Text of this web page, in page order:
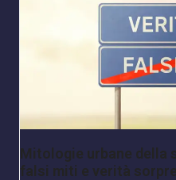
Mitologie urbane della
falsi miti e verità